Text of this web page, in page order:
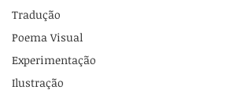
Tradução
Poema Visual
Experimentação
Ilustração